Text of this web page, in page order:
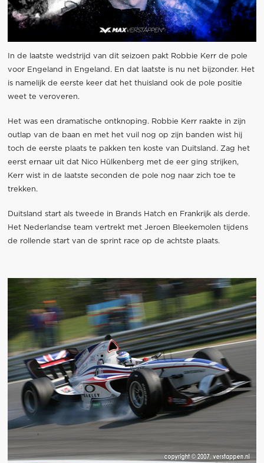
In de laatste wedstrijd van dit seizoen pakt Robbie Kerr de pole
voor Engeland in Engeland. En dat laatste is nu net bijzonder. Het
is namelijk de eerste keer dat het thuisland ook de pole positie
weet te veroveren.
Het was een dramatische ontknoping. Robbie Kerr raakte in zijn
outlap van de baan en met het vuil nog op zijn banden wist hij
toch de eerste plaats te pakken ten koste van Duitsland. Zag het
eerst ernaar uit dat Nico Hülkenberg met de eer ging strijken,
Kerr wist in de laatste seconden de pole nog naar zich toe te
trekken.
Duitsland start als tweede in Brands Hatch en Frankrijk als derde.
Het Nederlandse team vertrekt met Jeroen Bleekemolen tijdens
de rollende start van de sprint race op de achtste plaats.